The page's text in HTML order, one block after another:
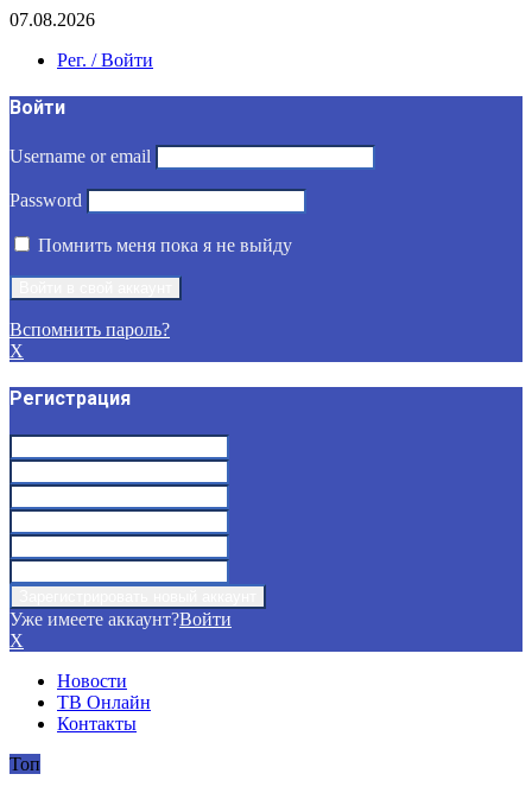
07.08.2026
Рег. / Войти
Войти
Username or email
Password
Помнить меня пока я не выйду
Вспомнить пароль?
X
Регистрация
Уже имеете аккаунт?Войти
X
Новости
ТВ Онлайн
Контакты
Топ